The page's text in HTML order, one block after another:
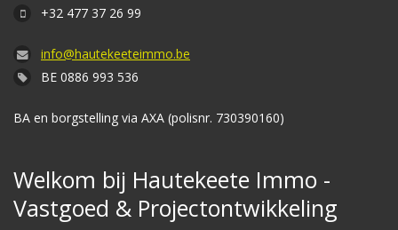
+32 477 37 26 99
info@hautekeeteimmo.be
BE 0886 993 536
BA en borgstelling via AXA (polisnr. 730390160)
Welkom bij Hautekeete Immo -
Vastgoed & Projectontwikkeling